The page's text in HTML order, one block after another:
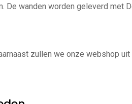
wanden worden geleverd met
zullen we onze webshop